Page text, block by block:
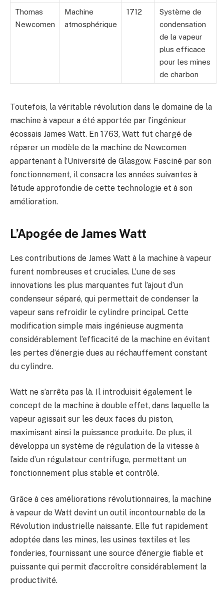
Thomas
Newcomen
Machine
atmosphérique
1712
Système de
condensation
de la vapeur
plus efficace
pour les mines
de charbon
Toutefois, la véritable révolution dans le domaine de la
machine à vapeur a été apportée par l’ingénieur
écossais James Watt. En 1763, Watt fut chargé de
réparer un modèle de la machine de Newcomen
appartenant à l’Université de Glasgow. Fasciné par son
fonctionnement, il consacra les années suivantes à
l’étude approfondie de cette technologie et à son
amélioration.
L’Apogée de James Watt
Les contributions de James Watt à la machine à vapeur
furent nombreuses et cruciales. L’une de ses
innovations les plus marquantes fut l’ajout d’un
condenseur séparé, qui permettait de condenser la
vapeur sans refroidir le cylindre principal. Cette
modification simple mais ingénieuse augmenta
considérablement l’efficacité de la machine en évitant
les pertes d’énergie dues au réchauffement constant
du cylindre.
Watt ne s’arrêta pas là. Il introduisit également le
concept de la machine à double effet, dans laquelle la
vapeur agissait sur les deux faces du piston,
maximisant ainsi la puissance produite. De plus, il
développa un système de régulation de la vitesse à
l’aide d’un régulateur centrifuge, permettant un
fonctionnement plus stable et contrôlé.
Grâce à ces améliorations révolutionnaires, la machine
à vapeur de Watt devint un outil incontournable de la
Révolution industrielle naissante. Elle fut rapidement
adoptée dans les mines, les usines textiles et les
fonderies, fournissant une source d’énergie fiable et
puissante qui permit d’accroître considérablement la
productivité.